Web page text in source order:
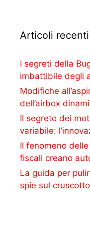
Articoli recenti
I segreti della
imbattibile degli
Modifiche
dell’airbox
Il segreto dei
variabile:
Il fenomeno
fiscali creano
La guida per
spie sul cruscotto